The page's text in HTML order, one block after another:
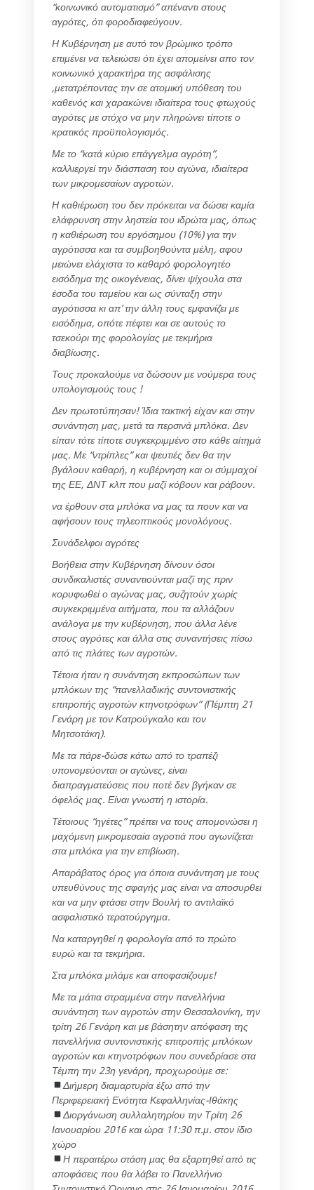
“κοινωνικό αυτοματισμό” απέναντι στους
αγρότες, ότι φοροδιαφεύγουν.
Η Κυβέρνηση με αυτό τον βρώμικο τρόπο
επιμένει να τελειώσει ότι έχει απομείνει απο τον
κοινωνικό χαρακτήρα της ασφάλισης
,μετατρέποντας την σε ατομική υπόθεση του
καθενός και χαρακώνει ιδιαίτερα τους φτωχούς
αγρότες με στόχο να μην πληρώνει τίποτε ο
κρατικός προϋπολογισμός.
Με το “κατά κύριο επάγγελμα αγρότη”,
καλλιεργεί την διάσπαση του αγώνα, ιδιαίτερα
των μικρομεσαίων αγροτών.
Η καθιέρωση του δεν πρόκειται να δώσει καμία
ελάφρυνση στην ληστεία του ιδρώτα μας, όπως
η καθιέρωση του εργόσημου (10%) για την
αγρότισσα και τα συμβοηθούντα μέλη, αφου
μειώνει ελάχιστα το καθαρό φορολογητέο
εισόδημα της οικογένειας, δίνει ψίχουλα στα
έσοδα του ταμείου και ως σύνταξη στην
αγρότισσα κι απ’ την άλλη τους εμφανίζει με
εισόδημα, οπότε πέφτει και σε αυτούς το
τσεκούρι της φορολογίας με τεκμήρια
διαβίωσης.
Τους προκαλούμε να δώσουν με νούμερα τους
υπολογισμούς τους !
Δεν πρωτοτύπησαν! Ίδια τακτική είχαν και στην
συνάντηση μας, μετά τα περσινά μπλόκα. Δεν
είπαν τότε τίποτε συγκεκριμμένο στο κάθε αίτημά
μας. Με “ντρίπλες” και ψευτιές δεν θα την
βγάλουν καθαρή, η κυβέρνηση και οι σύμμαχοί
της ΕΕ, ΔΝΤ κλπ που μαζί κόβουν και ράβουν.
να έρθουν στα μπλόκα να μας τα πουν και να
αφήσουν τους τηλεοπτικούς μονολόγους.
Συνάδελφοι αγρότες
Βοήθεια στην Κυβέρνηση δίνουν όσοι
συνδικαλιστές συναντιούνται μαζί της πριν
κορυφωθεί ο αγώνας μας, συζητούν χωρίς
συγκεκριμμένα αιτήματα, που τα αλλάζουν
ανάλογα με την κυβέρνηση, που άλλα λένε
στους αγρότες και άλλα στις συναντήσεις πίσω
από τις πλάτες των αγροτών.
Τέτοια ήταν η συνάντηση εκπροσώπων των
μπλόκων της “πανελλαδικής συντονιστικής
επιτροπής αγροτών κτηνοτρόφων” (Πέμπτη 21
Γενάρη με τον Κατρούγκαλο και τον
Μητσοτάκη).
Με τα πάρε-δώσε κάτω από το τραπέζι
υπονομεύονται οι αγώνες, είναι
διαπραγματεύσεις που ποτέ δεν βγήκαν σε
όφελός μας. Είναι γνωστή η ιστορία.
Τέτοιους “ηγέτες” πρέπει να τους απομονώσει η
μαχόμενη μικρομεσαία αγροτιά που αγωνίζεται
στα μπλόκα για την επιβίωση.
Απαράβατος όρος για όποια συνάντηση με τους
υπευθύνους της σφαγής μας είναι να αποσυρθεί
και να μην φτάσει στην Βουλή το αντιλαϊκό
ασφαλιστικό τερατούργημα.
Να καταργηθεί η φορολογία από το πρώτο
ευρώ και τα τεκμήρια.
Στα μπλόκα μιλάμε και αποφασίζουμε!
Με τα μάτια στραμμένα στην πανελλήνια
συνάντηση των αγροτών στην Θεσσαλονίκη, την
τρίτη 26 Γενάρη και με βάσητην απόφαση της
πανελλήνια συντονιστικής επιτροπής μπλόκων
αγροτών και κτηνοτρόφων που συνεδρίασε στα
Τέμπη την 23η γενάρη, προχωρούμε σε:
Διήμερη διαμαρτυρία έξω από την
Περιφερειακή Ενότητα Κεφαλληνίας-Ιθάκης
Διοργάνωση συλλαλητηρίου την Τρίτη 26
Ιανουαρίου 2016 και ώρα 11:30 π.μ. στον ίδιο
χώρο
Η περαιτέρω στάση μας θα εξαρτηθεί από τις
αποφάσεις που θα λάβει το Πανελλήνιο